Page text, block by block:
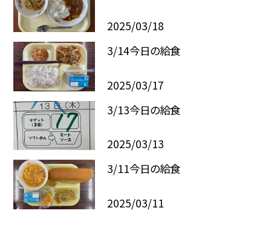
2025/03/18
3/14今日の給食
2025/03/17
3/13今日の給食
2025/03/13
3/11今日の給食
2025/03/11